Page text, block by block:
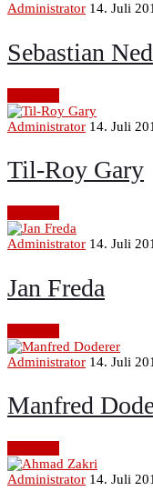
Administrator 14. Juli
Sebastian
Administrator 14. Juli
Til-Roy Gary
Administrator 14. Juli
Jan Freda
Administrator 14. Juli
Manfred
Administrator 14. Juli